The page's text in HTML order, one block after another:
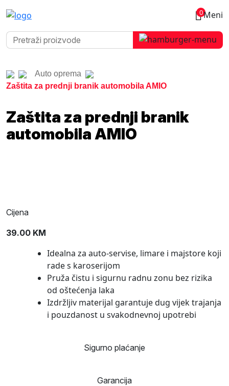
0Meni
Auto oprema
Zaštita za prednji branik automobila AMIO
Zaštita za prednji branik
automobila AMIO
Cijena
39.00 KM
Idealna za auto-servise, limare i majstore koji
rade s karoserijom
Pruža čistu i sigurnu radnu zonu bez rizika
od oštećenja laka
Izdržljiv materijal garantuje dug vijek trajanja
i pouzdanost u svakodnevnoj upotrebi
Sigurno plaćanje
Garancija